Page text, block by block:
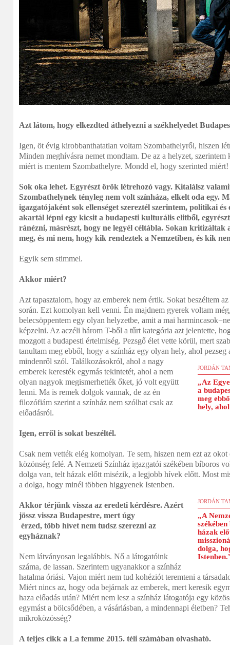
Azt látom, hogy elkezdted áthelyezni a székhelyedet
Igen, öt évig kirobbanthatatlan voltam Szombathelyről, hiszen
Minden meghívásra nemet mondtam. De az a helyzet, szerintem
miért is mentem Szombathelyre. Mondd el, hogy szerinted miért!
Sok oka lehet. Egyrészt örök létrehozó vagy. Kitalálsz
Szombathelynek tényleg nem volt színháza, elkelt oda egy.
igazgatójaként sok ellenséget szereztél szerintem, politikai és
akartál lépni egy kicsit a budapesti kulturális elitből,
ránézni, másrészt, hogy ne legyél céltábla. Sokan kritizáltak
meg, és mi nem, hogy kik rendeztek a Nemzetiben, és kik
Egyik sem stimmel.
Akkor miért?
Azt tapasztalom, hogy az emberek nem értik. Sokat beszéltem
során. Ezt komolyan kell venni. Én majdnem gyerek voltam
belecsöppentem egy olyan helyzetbe, amit a mai
képzelni. Az aczéli három T-ből a tűrt kategória azt jelentette,
mozgott a budapesti értelmiség. Pezsgő élet vette körül, mert
tanultam meg ebből, hogy a színház egy olyan hely, ahol pezseg
JORDÁN
„Az
a
meg
hely,
mindenről szól. Találkozásokról, ahol a nagy
emberek keresték egymás tekintetét, ahol a nem
olyan nagyok megismerhették őket, jó volt együtt
lenni. Ma is remek dolgok vannak, de az én
filozófiám szerint a színház nem szólhat csak az
előadásról.
Igen, erről is sokat beszéltél.
Csak nem vették elég komolyan. Te sem, hiszen nem ezt az
közönség felé. A Nemzeti Színház igazgatói székében bíboros
dolga van, telt házak előtt misézik, a legjobb hívek előtt. Most
a dolga, hogy minél többen higgyenek Istenben.
JORDÁN
„A
házak
dolga,
Akkor térjünk vissza az eredeti kérdésre. Azért
jössz vissza Budapestre, mert úgy
érzed, több hívet nem tudsz szerezni az
egyháznak?
Nem látványosan legalábbis. Nő a látogatóink
száma, de lassan. Szerintem ugyanakkor a színház
hatalma óriási. Vajon miért nem tud kohéziót teremteni a
Miért nincs az, hogy oda bejárnak az emberek, mert keresik
haza előadás után? Miért nem lesz a színház látogatója egy
egymást a bölcsődében, a vásárlásban, a mindennapi életben?
mikroközösség?
A teljes cikk a La femme 2015. téli számában olvasható.